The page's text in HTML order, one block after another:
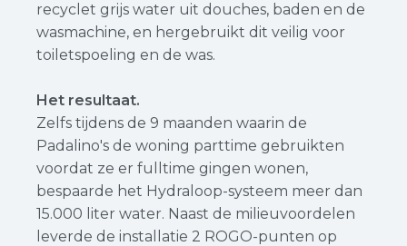
recyclet grijs water uit douches, baden en de
wasmachine, en hergebruikt dit veilig voor
toiletspoeling en de was.
Het resultaat.
Zelfs tijdens de 9 maanden waarin de
Padalino's de woning parttime gebruikten
voordat ze er fulltime gingen wonen,
bespaarde het Hydraloop-systeem meer dan
15.000 liter water. Naast de milieuvoordelen
leverde de installatie 2 ROGO-punten op